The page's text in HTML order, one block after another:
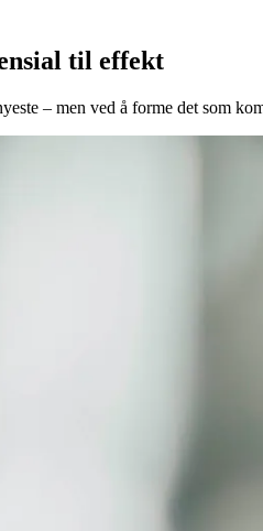
til effekt
– men ved å forme det som